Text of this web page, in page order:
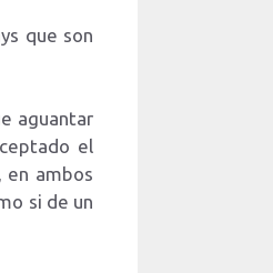
que son
aguantar
el
en ambos
si de un